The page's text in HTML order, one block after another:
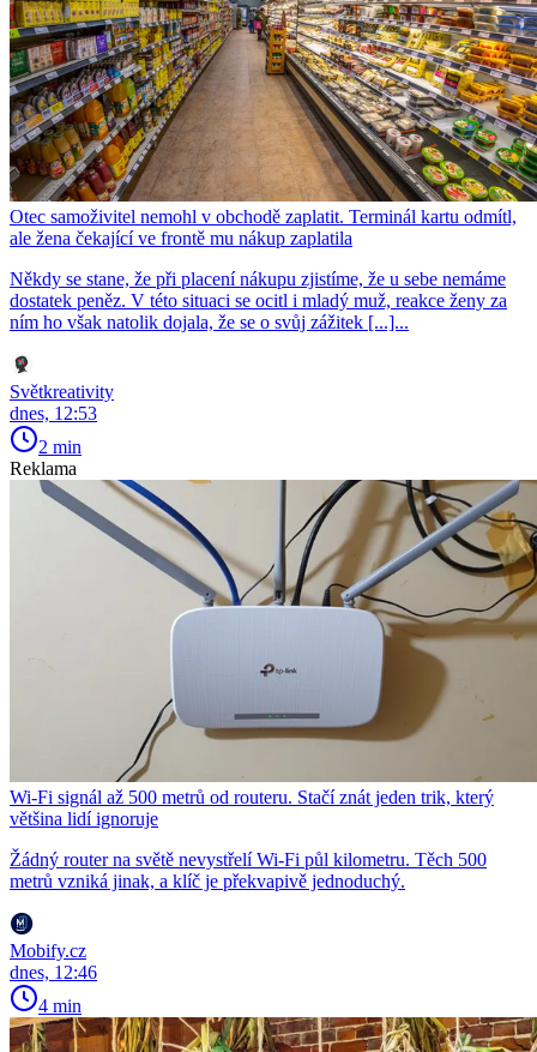
Otec samoživitel nemohl v obchodě zaplatit. Terminál kartu odmítl,
ale žena čekající ve frontě mu nákup zaplatila
Někdy se stane, že při placení nákupu zjistíme, že u sebe nemáme
dostatek peněz. V této situaci se ocitl i mladý muž, reakce ženy za
ním ho však natolik dojala, že se o svůj zážitek [...]...
Světkreativity
dnes, 12:53
2 min
Reklama
Wi-Fi signál až 500 metrů od routeru. Stačí znát jeden trik, který
většina lidí ignoruje
Žádný router na světě nevystřelí Wi-Fi půl kilometru. Těch 500
metrů vzniká jinak, a klíč je překvapivě jednoduchý.
Mobify.cz
dnes, 12:46
4 min